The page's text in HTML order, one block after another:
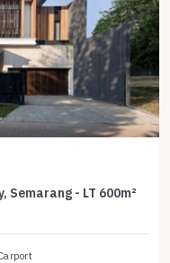
Semarang - LT 600m²